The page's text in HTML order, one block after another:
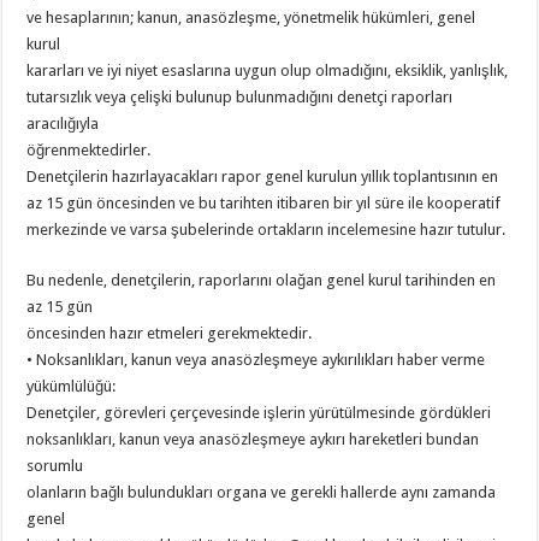
ve hesaplarının; kanun, anasözleşme, yönetmelik hükümleri, genel
kurul
kararları ve iyi niyet esaslarına uygun olup olmadığını, eksiklik, yanlışlık,
tutarsızlık veya çelişki bulunup bulunmadığını denetçi raporları
aracılığıyla
öğrenmektedirler.
Denetçilerin hazırlayacakları rapor genel kurulun yıllık toplantısının en
az 15 gün öncesinden ve bu tarihten itibaren bir yıl süre ile kooperatif
merkezinde ve varsa şubelerinde ortakların incelemesine hazır tutulur.
Bu nedenle, denetçilerin, raporlarını olağan genel kurul tarihinden en
az 15 gün
öncesinden hazır etmeleri gerekmektedir.
• Noksanlıkları, kanun veya anasözleşmeye aykırılıkları haber verme
yükümlülüğü:
Denetçiler, görevleri çerçevesinde işlerin yürütülmesinde gördükleri
noksanlıkları, kanun veya anasözleşmeye aykırı hareketleri bundan
sorumlu
olanların bağlı bulundukları organa ve gerekli hallerde aynı zamanda
genel